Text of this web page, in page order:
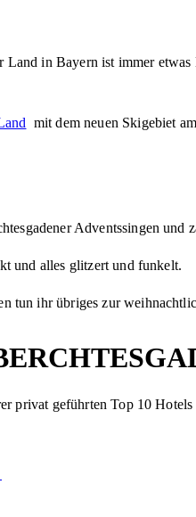
in Bayern ist immer
mit dem neuen Skigebiet
Adventssingen
und alles glitzert und funkelt.
tun ihr übriges zur
privat geführten Top 10